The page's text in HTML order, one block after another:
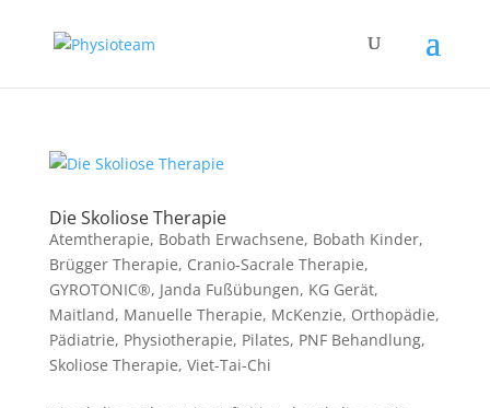
Die Skoliose Therapie
Atemtherapie, Bobath Erwachsene, Bobath Kinder,
Brügger Therapie, Cranio-Sacrale Therapie,
GYROTONIC®, Janda Fußübungen, KG Gerät,
Maitland, Manuelle Therapie, McKenzie, Orthopädie,
Pädiatrie, Physiotherapie, Pilates, PNF Behandlung,
Skoliose Therapie, Viet-Tai-Chi